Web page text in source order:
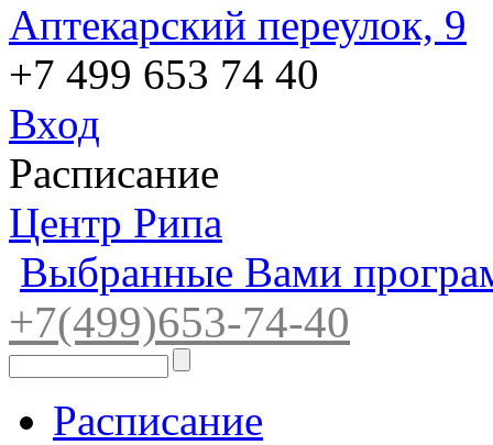
Аптекарский переулок, 9
+7 499 653 74 40
Вход
Расписание
Центр Рипа
Выбранные Вами
+7(499)653-74-40
Расписание